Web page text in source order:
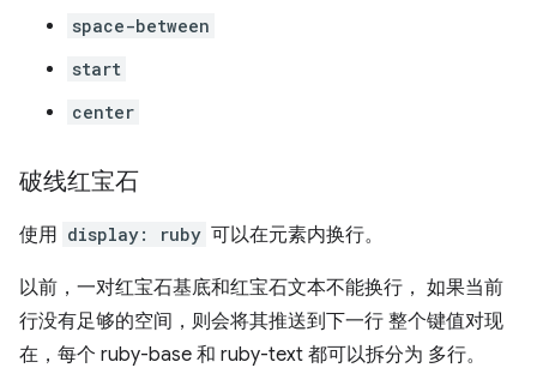
space-between
start
center
破线红宝石
使用 display: ruby 可以在元素内换行。
以前，一对红宝石基底和红宝石文本不能换行， 如果当前
行没有足够的空间，则会将其推送到下一行 整个键值对现
在，每个 ruby-base 和 ruby-text 都可以拆分为 多行。